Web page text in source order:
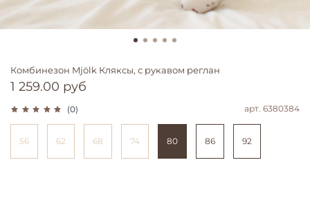
(0) арт. 6380384
Комбинезон Mjölk Кляксы, с рукавом реглан
1 259.00 руб
56 62 68 74 80 86 92